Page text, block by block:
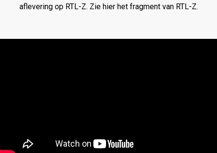
aflevering op RTL-Z. Zie hier het fragment van RTL-Z.